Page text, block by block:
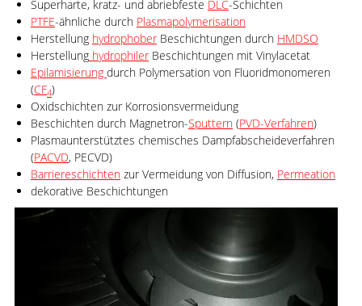
Superharte, kratz- und abriebfeste DLC-Schichten
PTFE-ähnliche durch Plasmapolymerisation
Herstellung hydrophoberBeschichtungen durch HMDSO
HerstellunghydrophilerBeschichtungen mit Vinylacetat
Epilamisierung durch Polymersation von Fluoridmonomeren
(CF4)
Oxidschichten zur Korrosionsvermeidung
Beschichten durch Magnetron-Sputtern(PVD-Verfahren)
Plasmaunterstütztes chemisches Dampfabscheideverfahren
(PACVD, PECVD)
Barriereschichtenzur Vermeidung von Diffusion, Permeation
dekorative Beschichtungen